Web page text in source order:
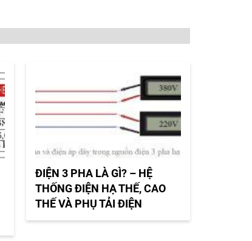
ĐIỆN 3 PHA LÀ GÌ? – HỆ
THỐNG ĐIỆN HẠ THẾ, CAO
THẾ VÀ PHỤ TẢI ĐIỆN